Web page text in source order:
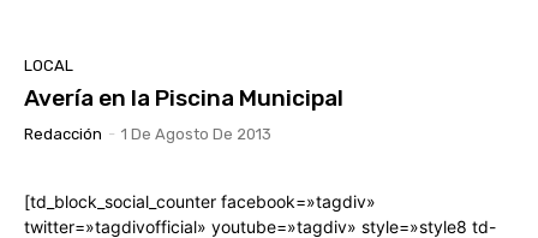
LOCAL
Avería en la Piscina Municipal
Redacción - 1 De Agosto De 2013
[td_block_social_counter facebook=»tagdiv»
twitter=»tagdivofficial» youtube=»tagdiv» style=»style8 td-